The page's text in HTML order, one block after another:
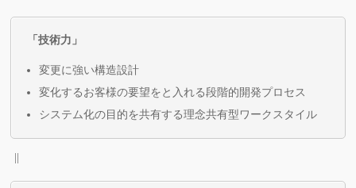
「技術力」
変更に強い構造設計
変化するお客様の要望をと入れる段階的開発プロセス
システム化の目的を共有する理念共有型ワークスタイル